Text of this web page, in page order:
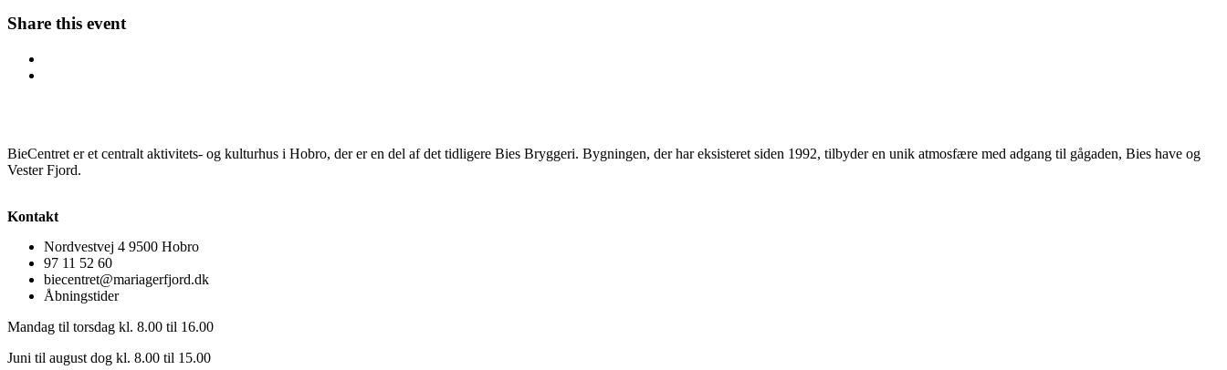
Share this event
BieCentret er et centralt aktivitets- og kulturhus i Hobro, der er en del af det tidligere Bies Bryggeri. Bygningen, der har eksisteret siden 1992, tilbyder en unik atmosfære med adgang til gågaden, Bies have og
Vester Fjord.
Kontakt
Nordvestvej 4 9500 Hobro
97 11 52 60
biecentret@mariagerfjord.dk
Åbningstider
Mandag til torsdag kl. 8.00 til 16.00
Juni til august dog kl. 8.00 til 15.00